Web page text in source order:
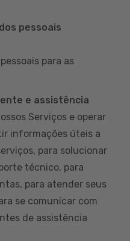
pessoais
para as
e assistência
Serviços e operar
informações úteis a
para solucionar
técnico, para
para atender seus
se comunicar com
de assistência